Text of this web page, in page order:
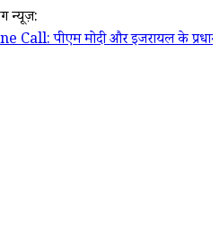
न्यूज़:
इजरायल के प्रधानमंत्री बेंजामिन